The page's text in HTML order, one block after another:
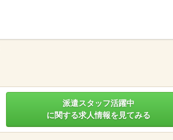
派遣スタッフ活躍中
に関する求人情報を見てみる